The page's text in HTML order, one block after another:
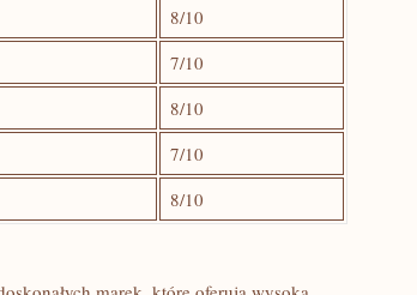
8/10
7/10
8/10
7/10
8/10